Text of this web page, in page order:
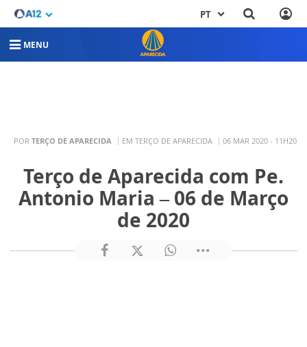
PT
MENU
POR TERÇO DE APARECIDA EM TERÇO DE APARECIDA 06 MAR 2020 - 11H20
Terço de Aparecida com Pe.
Antonio Maria – 06 de Março
de 2020